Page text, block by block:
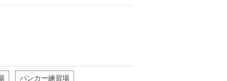
バンカー練習場